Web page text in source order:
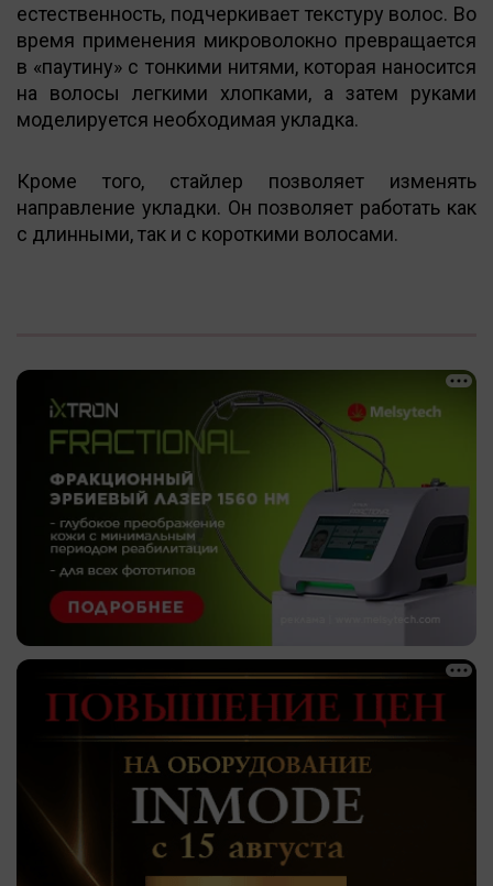
естественность, подчеркивает текстуру волос. Во
время применения микроволокно превращается
в «паутину» с тонкими нитями, которая наносится
на волосы легкими хлопками, а затем руками
моделируется необходимая укладка.
Кроме того, стайлер позволяет изменять
направление укладки. Он позволяет работать как
с длинными, так и с короткими волосами.